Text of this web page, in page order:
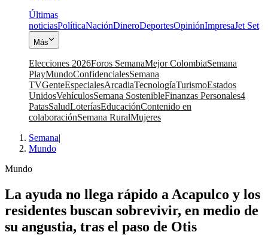
Últimas
noticiasPolíticaNaciónDineroDeportesOpiniónImpresaJet Set
Más
Elecciones 2026Foros SemanaMejor ColombiaSemana
PlayMundoConfidencialesSemana
TVGenteEspecialesArcadiaTecnologíaTurismoEstados
UnidosVehículosSemana SostenibleFinanzas Personales4
PatasSaludLoteríasEducaciónContenido en
colaboraciónSemana RuralMujeres
Semana|
Mundo
Mundo
La ayuda no llega rápido a Acapulco y los
residentes buscan sobrevivir, en medio de
su angustia, tras el paso de Otis